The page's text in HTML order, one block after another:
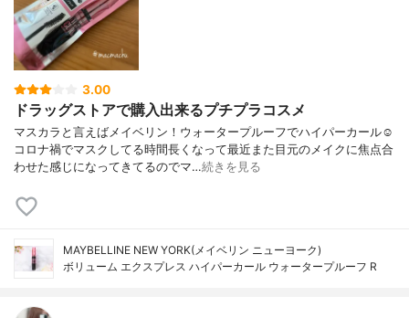
3.00
ドラッグストアで購入出来るプチプラコスメ
マスカラと言えばメイベリン！ウォータープルーフでハイパーカール☺︎
コロナ禍でマスクしてる時間長くなって最近また目元のメイクに焦点合
わせた感じになってきてるのでマ…続きを見る
MAYBELLINE NEW YORK(メイベリン ニューヨーク)
ボリューム エクスプレス ハイパーカール ウォータープルーフ R